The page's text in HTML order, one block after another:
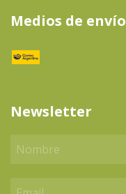
Medios de envío
Newsletter